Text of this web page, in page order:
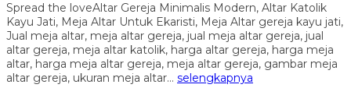
Spread the loveAltar Gereja Minimalis Modern, Altar Katolik
Kayu Jati, Meja Altar Untuk Ekaristi, Meja Altar gereja kayu jati,
Jual meja altar, meja altar gereja, jual meja altar gereja, jual
altar gereja, meja altar katolik, harga altar gereja, harga meja
altar, harga meja altar gereja, meja altar gereja, gambar meja
altar gereja, ukuran meja altar… selengkapnya